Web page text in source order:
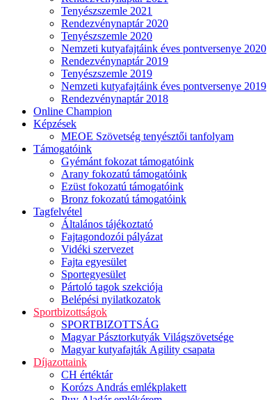
Tenyészszemle 2021
Rendezvénynaptár 2020
Tenyészszemle 2020
Nemzeti kutyafajtáink éves pontversenye 2020
Rendezvénynaptár 2019
Tenyészszemle 2019
Nemzeti kutyafajtáink éves pontversenye 2019
Rendezvénynaptár 2018
Online Champion
Képzések
MEOE Szövetség tenyésztői tanfolyam
Támogatóink
Gyémánt fokozat támogatóink
Arany fokozatú támogatóink
Ezüst fokozatú támogatóink
Bronz fokozatú támogatóink
Tagfelvétel
Általános tájékoztató
Fajtagondozói pályázat
Vidéki szervezet
Fajta egyesület
Sportegyesület
Pártoló tagok szekciója
Belépési nyilatkozatok
Sportbizottságok
SPORTBIZOTTSÁG
Magyar Pásztorkutyák Világszövetsége
Magyar kutyafajták Agility csapata
Díjazottaink
CH értéktár
Korózs András emlékplakett